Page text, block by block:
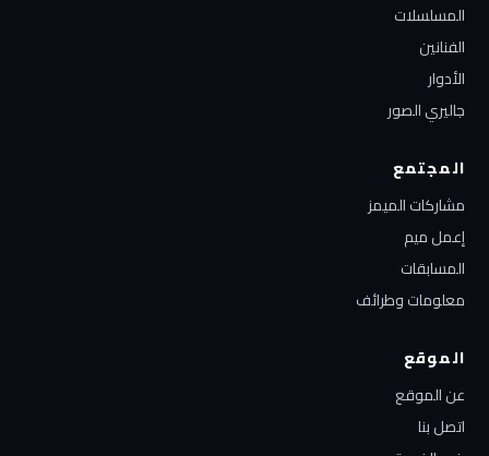
المسلسلات
الفنانين
الأدوار
جاليري الصور
المجتمع
مشاركات الميمز
إعمل ميم
المسابقات
معلومات وطرائف
الموقع
عن الموقع
اتصل بنا